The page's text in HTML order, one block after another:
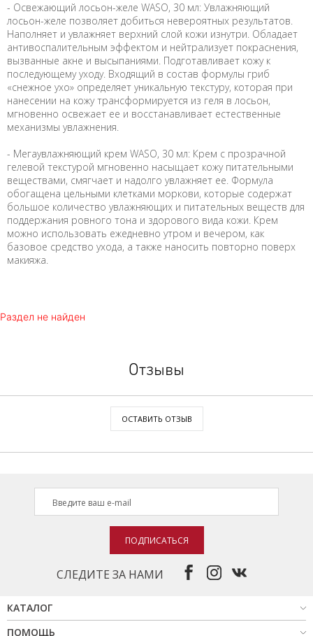
- Освежающий лосьон-желе WASO, 30 мл: Увлажняющий
лосьон-желе позволяет добиться невероятных результатов.
Наполняет и увлажняет верхний слой кожи изнутри. Обладает
антивоспалительным эффектом и нейтрализует покраснения,
вызванные акне и высыпаниями. Подготавливает кожу к
последующему уходу. Входящий в состав формулы гриб
«снежное ухо» определяет уникальную текстуру, которая при
нанесении на кожу трансформируется из геля в лосьон,
мгновенно освежает ее и восстанавливает естественные
механизмы увлажнения.
- Мегаувлажняющий крем WASO, 30 мл: Крем с прозрачной
гелевой текстурой мгновенно насыщает кожу питательными
веществами, смягчает и надолго увлажняет ее. Формула
обогащена цельными клетками моркови, которые содержат
большое количество увлажняющих и питательных веществ для
поддержания ровного тона и здорового вида кожи. Крем
можно использовать ежедневно утром и вечером, как
базовое средство ухода, а также наносить повторно поверх
макияжа.
Раздел не найден
Отзывы
ОСТАВИТЬ ОТЗЫВ
СЛЕДИТЕ ЗА НАМИ
ПОДПИСАТЬСЯ
КАТАЛОГ
ПОМОЩЬ